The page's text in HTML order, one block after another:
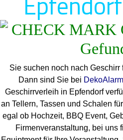
Sie suchen noch nach
Dann sind Sie bei
Geschirrverleih in Epfendorf
an Tellern, Tassen und Schalen
egal ob Hochzeit, BBQ Event,
Firmenveranstaltung, bei uns